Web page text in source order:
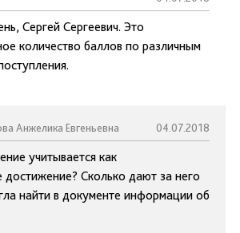
Сергей Сергеевич. Это
количество баллов по различным
Анжелика Евгеньевна 04.07.2018
учитывается как
достижение? Сколько дают за него
найти в документе информации об